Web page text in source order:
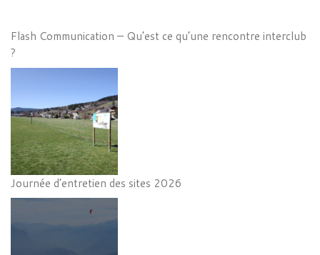
Flash Communication – Qu’est ce qu’une rencontre interclub
?
Journée d’entretien des sites 2026